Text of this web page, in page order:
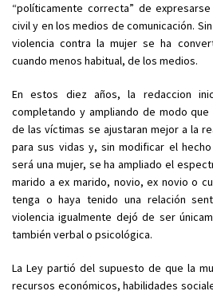
“políticamente correcta” de
civil y en los medios de comunicación.
violencia contra la mujer se ha
cuando menos habitual, de los medios.
En estos diez años, la redaccion
completando y ampliando de modo
de las víctimas se ajustaran mejor a la
para sus vidas y, sin modificar el
será una mujer, se ha ampliado el
marido a ex marido, novio, ex novio o
tenga o haya tenido una relación
violencia igualmente dejó de ser
también verbal o psicológica.
La Ley partió del supuesto de que la
recursos económicos, habilidades